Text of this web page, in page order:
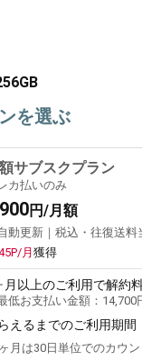
を選ぶ
サブスクプラン
カ払いのみ
円/月額
自動更新｜税込・往復送料
月獲得
月 以上のご利用で解約
低お支払い金額： 14,700
えるまでのご利用期間
月は30日単位でのカウ